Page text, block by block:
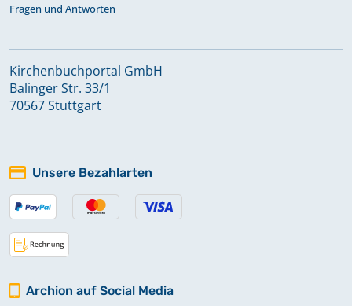
Fragen und Antworten
Kirchenbuchportal GmbH
Balinger Str. 33/1
70567 Stuttgart
Unsere Bezahlarten
Archion auf Social Media